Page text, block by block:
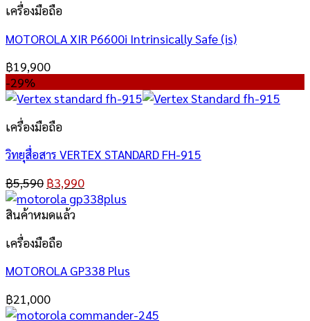
เครื่องมือถือ
MOTOROLA XIR P6600i Intrinsically Safe (is)
฿19,900
-29%
เครื่องมือถือ
วิทยุสื่อสาร VERTEX STANDARD FH-915
฿5,590 ฿3,990
สินค้าหมดแล้ว
เครื่องมือถือ
MOTOROLA GP338 Plus
฿21,000